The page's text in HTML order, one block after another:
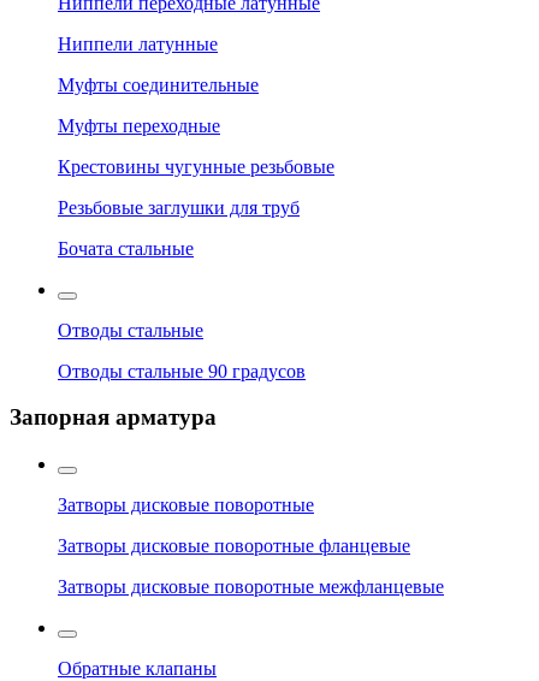
Ниппели латунные
Муфты соединительные
Муфты переходные
Крестовины чугунные резьбовые
Резьбовые заглушки для труб
Бочата стальные
Отводы стальные
Отводы стальные 90 градусов
Запорная арматура
Затворы дисковые поворотные
Затворы дисковые поворотные фланцевые
Затворы дисковые поворотные межфланцевые
Обратные клапаны